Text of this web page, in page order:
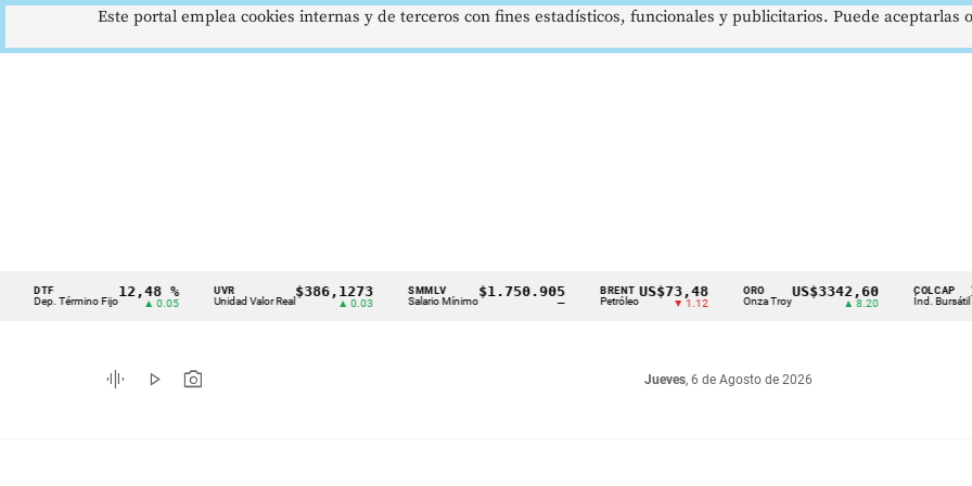
Cintillo
indicadores
económicos
Término Fijo
12,48 %
▲ 0.05
UVR
Unidad Valor Real
$386,1273 SMMLV
Salario Mínimo
$1.750.905 BRENT
Petróleo
US$73,48
▼ 1.12
ORO
Onza Troy
US$3342,60 COLCAP
Índ. Bursátil
graphic_eq play_arrow photo_camera Jueves, 6 de Agosto de 2026
Este portal emplea cookies internas y de terceros con fines estadísticos, funcionales y publicitarios. Puede aceptarlas